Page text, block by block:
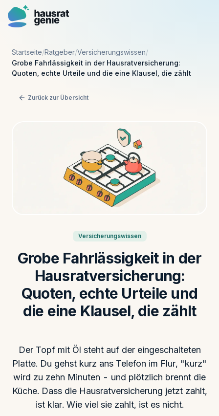
Funktionsweise
Vorteile
Preise
Kostenlos starten
Startseite/Ratgeber/Versicherungswissen/
Grobe Fahrlässigkeit in der Hausratversicherung:
Quoten, echte Urteile und die eine Klausel, die zählt
Zurück zur Übersicht
Versicherungswissen
Grobe Fahrlässigkeit in der
Hausratversicherung:
Quoten, echte Urteile und
die eine Klausel, die zählt
Der Topf mit Öl steht auf der eingeschalteten
Platte. Du gehst kurz ans Telefon im Flur, "kurz"
wird zu zehn Minuten - und plötzlich brennt die
Küche. Dass die Hausratversicherung jetzt zahlt,
ist klar. Wie viel sie zahlt, ist es nicht.